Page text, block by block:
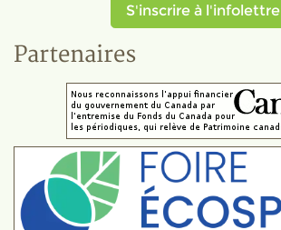
S'inscrire à l'infolettre
Partenaires